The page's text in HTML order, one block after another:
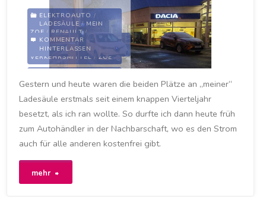
ELEKTROAUTO /
LADESÄULE / MEIN
ZOE / RENAULT /
STADTWERKE LEIPZIG
/
STROMANBIETER /
VERKEHRSMITTEL / ZOE
LADESÄULE /LEIPZIG/
LEUTZSCH/MYZOE/
/STADTWERKE/
STADTWERKE LEIPZIG
TROM/ ZOE
KOMMENTAR
HINTERLASSEN
Gestern und heute waren die beiden Plätze an „meiner“
Ladesäule erstmals seit einem knappen Vierteljahr
besetzt, als ich ran wollte. So durfte ich dann heute früh
zum Autohändler in der Nachbarschaft, wo es den Strom
auch für alle anderen kostenfrei gibt.
mehr